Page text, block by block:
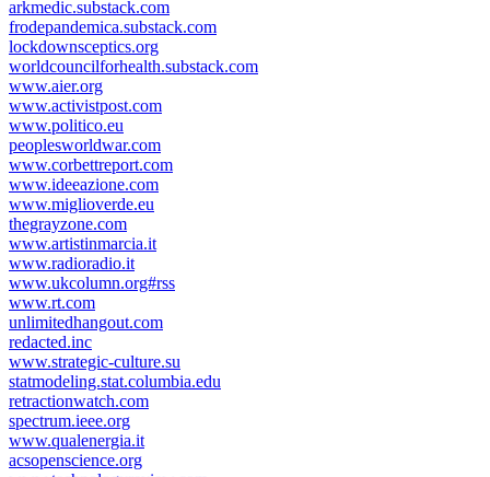
arkmedic.substack.com
frodepandemica.substack.com
lockdownsceptics.org
worldcouncilforhealth.substack.com
www.aier.org
www.activistpost.com
www.politico.eu
peoplesworldwar.com
www.corbettreport.com
www.ideeazione.com
www.miglioverde.eu
thegrayzone.com
www.artistinmarcia.it
www.radioradio.it
www.ukcolumn.org#rss
www.rt.com
unlimitedhangout.com
redacted.inc
www.strategic-culture.su
statmodeling.stat.columbia.edu
retractionwatch.com
spectrum.ieee.org
www.qualenergia.it
acsopenscience.org